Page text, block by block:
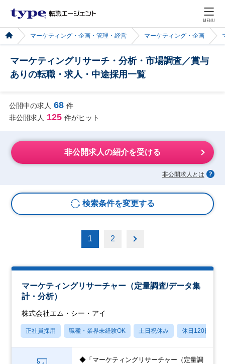
MENU
マーケティング・企画・管理・経営 マーケティング・企画
マーケティングリサーチ・分析・市場調査／賞与
ありの転職・求人・中途採用一覧
公開中の求人 68 件
非公開求人 125 件がヒット
非公開求人の紹介を受ける
非公開求人とは
検索条件を変更する
1 2
マーケティングリサーチャー（定量調査/データ集
計・分析）
株式会社エム・シー・アイ
正社員採用 職種・業界未経験OK 土日祝休み 休日120日以上
◆「マーケティングリサーチャー（定量調